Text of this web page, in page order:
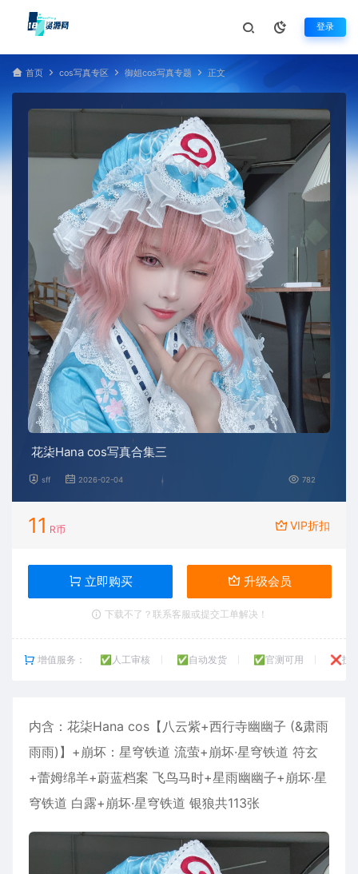
登录
首页 cos写真专区 御姐cos写真专题 正文
花柒Hana cos写真合集三
sff 2026-02-04 782
11 R币 VIP折扣
立即购买 升级会员
下载不了？联系客服或提交工单解决！
增值服务： ✅人工审核 ✅自动发货 ✅官测可用 ❌技
内含： 花柒Hana cos【八云紫+西行寺幽幽子 (&肃雨
雨雨)】+崩坏：星穹铁道 流萤+崩坏·星穹铁道 符玄
+蕾姆绵羊+蔚蓝档案 飞鸟马时+星雨幽幽子+崩坏·星
穹铁道 白露+崩坏·星穹铁道 银狼共113张